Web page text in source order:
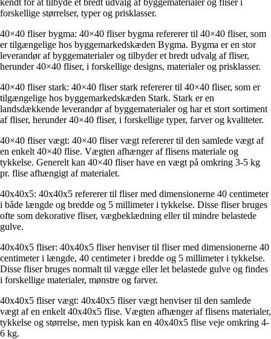
forskellige størrelser, typer og prisklasser.
40×40 fliser bygma: 40×40 fliser bygma refererer til 40×40 fliser, som
er tilgængelige hos byggemarkedskæden Bygma. Bygma er en stor
leverandør af byggematerialer og tilbyder et bredt udvalg af fliser,
herunder 40×40 fliser, i forskellige designs, materialer og prisklasser.
40×40 fliser stark: 40×40 fliser stark refererer til 40×40 fliser, som er
tilgængelige hos byggemarkedskæden Stark. Stark er en
landsdækkende leverandør af byggematerialer og har et stort sortiment
af fliser, herunder 40×40 fliser, i forskellige typer, farver og kvaliteter.
40×40 fliser vægt: 40×40 fliser vægt refererer til den samlede vægt af
en enkelt 40×40 flise. Vægten afhænger af flisens materiale og
tykkelse. Generelt kan 40×40 fliser have en vægt på omkring 3-5 kg
pr. flise afhængigt af materialet.
40x40x5: 40x40x5 refererer til fliser med dimensionerne 40 centimeter
i både længde og bredde og 5 millimeter i tykkelse. Disse fliser bruges
ofte som dekorative fliser, vægbeklædning eller til mindre belastede
gulve.
40x40x5 fliser: 40x40x5 fliser henviser til fliser med dimensionerne 40
centimeter i længde, 40 centimeter i bredde og 5 millimeter i tykkelse.
Disse fliser bruges normalt til vægge eller let belastede gulve og findes
i forskellige materialer, mønstre og farver.
40x40x5 fliser vægt: 40x40x5 fliser vægt henviser til den samlede
vægt af en enkelt 40x40x5 flise. Vægten afhænger af flisens materialer,
tykkelse og størrelse, men typisk kan en 40x40x5 flise veje omkring 4-
6 kg.